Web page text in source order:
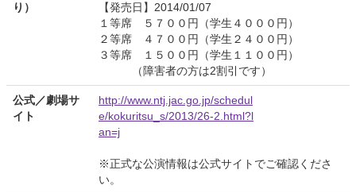
り）
【発売日】2014/01/07
１等席 ５７００円（学生４０００円）
２等席 ４７００円（学生２４００円）
３等席 １５００円（学生１１００円）
（障害者の方は2割引です）
公式／劇場サ
イト
http://www.ntj.jac.go.jp/schedul
e/kokuritsu_s/2013/26-2.html?l
an=j
※正式な公演情報は公式サイトでご確認くださ
い。